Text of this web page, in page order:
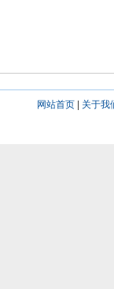
网站首页| 关于我